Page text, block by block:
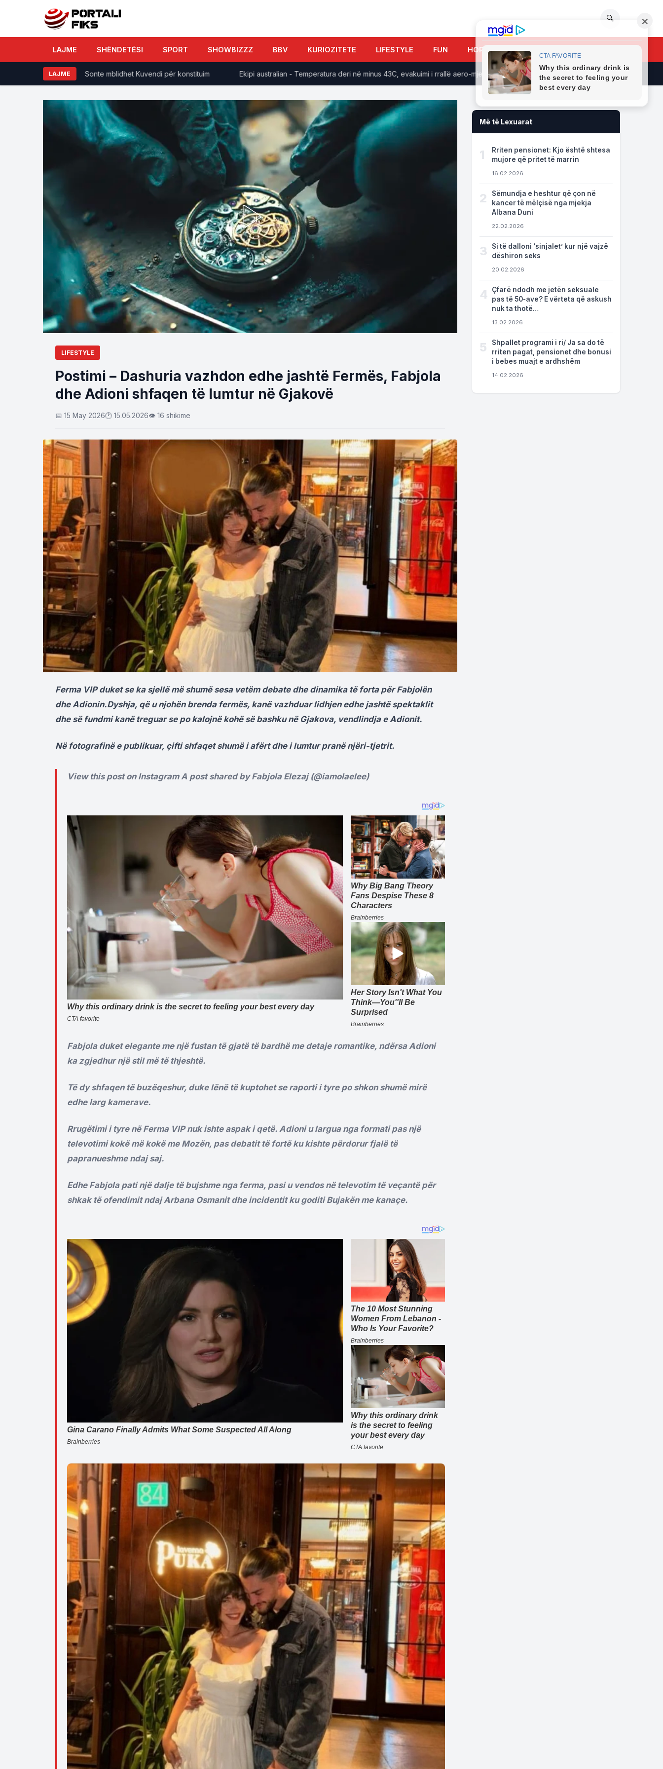
🔍
LAJME SHËNDETËSI SPORT SHOWBIZZZ BBV KURIOZITETE LIFESTYLE FUN HOROSKOPI
LAJMESonte mblidhet Kuvendi për konstituim Ekipi australian - Temperatura deri në minus 43C, evakuimi i rrallë aero-mjekësor në Antarktidë Rekordi Guinness - 97-
LIFESTYLE
Postimi – Dashuria vazhdon edhe jashtë Fermës, Fabjola
dhe Adioni shfaqen të lumtur në Gjakovë
📅 15 May 2026🕐 15.05.2026👁 16 shikime
Ferma VIP duket se ka sjellë më shumë sesa vetëm debate dhe dinamika të forta për Fabjolën
dhe Adionin.Dyshja, që u njohën brenda fermës, kanë vazhduar lidhjen edhe jashtë spektaklit
dhe së fundmi kanë treguar se po kalojnë kohë së bashku në Gjakova, vendlindja e Adionit.
Në fotografinë e publikuar, çifti shfaqet shumë i afërt dhe i lumtur pranë njëri-tjetrit.
View this post on InstagramA post shared by Fabjola Elezaj (@iamolaelee)
Fabjola duket elegante me një fustan të gjatë të bardhë me detaje romantike, ndërsa Adioni
ka zgjedhur një stil më të thjeshtë.
Të dy shfaqen të buzëqeshur, duke lënë të kuptohet se raporti i tyre po shkon shumë mirë
edhe larg kamerave.
Rrugëtimi i tyre në Ferma VIP nuk ishte aspak i qetë. Adioni u largua nga formati pas një
televotimi kokë më kokë me Mozën, pas debatit të fortë ku kishte përdorur fjalë të
papranueshme ndaj saj.
Edhe Fabjola pati një dalje të bujshme nga ferma, pasi u vendos në televotim të veçantë për
shkak të ofendimit ndaj Arbana Osmanit dhe incidentit ku goditi Bujakën me kanaçe.
Më të Lexuarat
1
Rriten pensionet: Kjo është shtesa
mujore që pritet të marrin
16.02.2026
2
Sëmundja e heshtur që çon në
kancer të mëlçisë nga mjekja
Albana Duni
22.02.2026
3
Si të dalloni ‘sinjalet’ kur një vajzë
dëshiron seks
20.02.2026
4
Çfarë ndodh me jetën seksuale
pas të 50-ave? E vërteta që askush
nuk ta thotë…
13.02.2026
5
Shpallet programi i ri/ Ja sa do të
rriten pagat, pensionet dhe bonusi
i bebes muajt e ardhshëm
14.02.2026